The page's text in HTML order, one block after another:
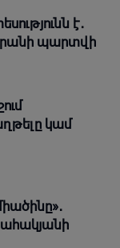
է․
Իրանի պարտվի
կամ